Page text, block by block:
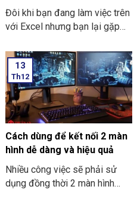
Đôi khi bạn đang làm việc trên
với Excel nhưng bạn lại gặp
bị mất điện bạn quên chưa kịp
lưu hay laptop tắt nguồn đột
ngột làm cho bạn chưa thể kịp
lưu file. Và dưới đây là những
cách hướng dẫn bạn cách để
lấy lại file Excel chưa kịp lưu
đơn giản và dễ thực hiện.
13
Th12
Cách dùng để kết nối 2 màn
hình dễ dàng và hiệu quả
Nhiều công việc sẽ phải sử
dụng đồng thời 2 màn hình